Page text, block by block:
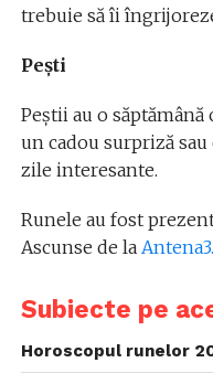
trebuie să îi
Pești
Peștii au o
un cadou surpriză
zile interesante.
Runele au fost
Ascunse de la Antena3.
Subiecte pe
Horoscopul runelor